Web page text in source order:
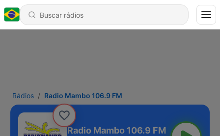
Rádios Radio Mambo 106.9 FM
Radio Mambo 106.9 FM